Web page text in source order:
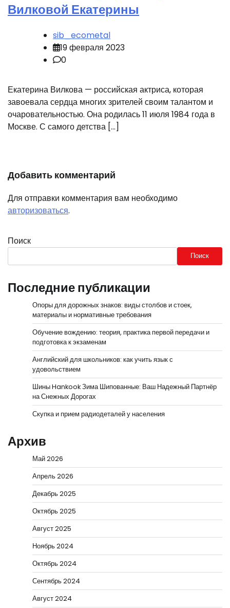
Вилковой Екатерины
sib_ecometal
19 февраля 2023
0
Екатерина Вилкова — российская актриса, которая
завоевала сердца многих зрителей своим талантом и
очаровательностью. Она родилась 11 июля 1984 года в
Москве. С самого детства […]
Добавить комментарий
Для отправки комментария вам необходимо
авторизоваться.
Поиск
Поиск
Последние публикации
Опоры для дорожных знаков: виды столбов и стоек,
материалы и нормативные требования
Обучение вождению: теория, практика первой передачи и
подготовка к экзаменам
Английский для школьников: как учить язык с
удовольствием
Шины Hankook Зима Шипованные: Ваш Надежный Партнёр
на Снежных Дорогах
Скупка и прием радиодеталей у населения
Архив
Май 2026
Апрель 2026
Декабрь 2025
Октябрь 2025
Август 2025
Ноябрь 2024
Октябрь 2024
Сентябрь 2024
Август 2024